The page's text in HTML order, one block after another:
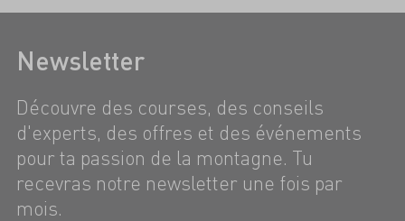
Newsletter
Découvre des courses, des conseils
d'experts, des offres et des événements
pour ta passion de la montagne. Tu
recevras notre newsletter une fois par
mois.